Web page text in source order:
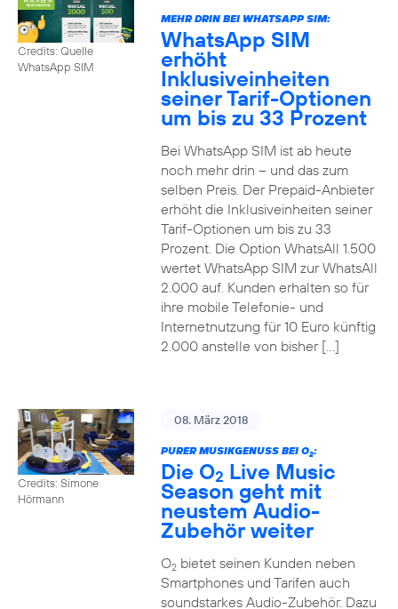
Credits: Quelle
WhatsApp SIM
MEHR DRIN BEI WHATSAPP SIM:
WhatsApp SIM
erhöht
Inklusiveinheiten
seiner Tarif-Optionen
um bis zu 33 Prozent
Bei WhatsApp SIM ist ab heute
noch mehr drin – und das zum
selben Preis. Der Prepaid-Anbieter
erhöht die Inklusiveinheiten seiner
Tarif-Optionen um bis zu 33
Prozent. Die Option WhatsAll 1.500
wertet WhatsApp SIM zur WhatsAll
2.000 auf. Kunden erhalten so für
ihre mobile Telefonie- und
Internetnutzung für 10 Euro künftig
2.000 anstelle von bisher […]
Credits: Simone
Hörmann
08. März 2018
PURER MUSIKGENUSS BEI O2:
Die O2 Live Music
Season geht mit
neustem Audio-
Zubehör weiter
O2bietet seinen Kunden neben
Smartphones und Tarifen auch
soundstarkes Audio-Zubehör. Dazu